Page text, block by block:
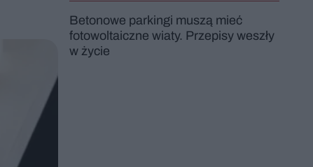
Betonowe parkingi muszą mieć
fotowoltaiczne wiaty. Przepisy weszły
w życie